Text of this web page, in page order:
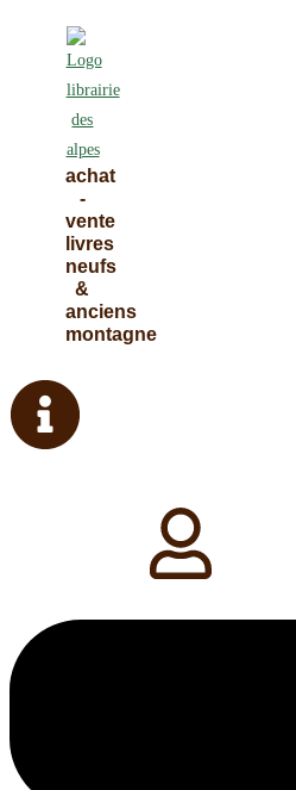
achat
-
vente
livres
neufs
&
anciens
montagne